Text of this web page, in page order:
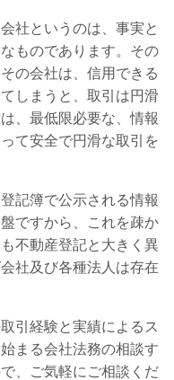
社というのは、事実と
ものであります。その
の会社は、信用できる
しまうと、取引は円滑
、最低限必要な、情報
て安全で円滑な取引を
記簿で公示される情報
ですから、これを疎か
不動産登記と大きく異
社及び各種法人は存在
引経験と実績によるス
まる会社法務の相談す
、ご気軽にご相談くだ